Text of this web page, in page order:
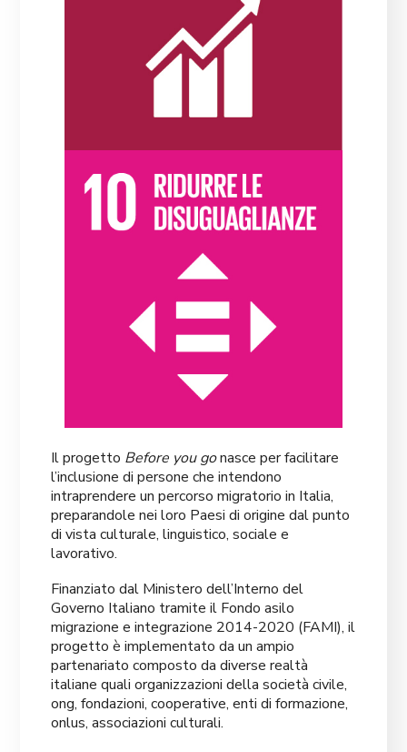
Il progetto Before you gonasce per facilitare
l’inclusione di persone che intendono
intraprendere un percorso migratorio in Italia,
preparandole nei loro Paesi di origine dal punto
di vista culturale, linguistico, sociale e
lavorativo.
Finanziato dal Ministero dell’Interno del
Governo Italiano tramite il Fondo asilo
migrazione e integrazione 2014-2020 (FAMI), il
progetto è implementato da un ampio
partenariato composto da diverse realtà
italiane quali organizzazioni della società civile,
ong, fondazioni, cooperative, enti di formazione,
onlus, associazioni culturali.